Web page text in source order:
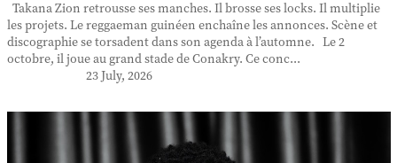
Takana Zion retrousse ses manches. Il brosse ses locks. Il multiplie
les projets. Le reggaeman guinéen enchaîne les annonces. Scène et
discographie se torsadent dans son agenda à l’automne. Le 2
octobre, il joue au grand stade de Conakry. Ce conc...
23 July, 2026